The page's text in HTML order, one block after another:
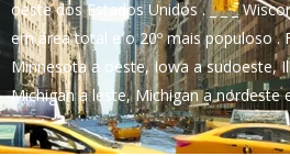
oeste dos Estados Unidos . _ _ _
em área total e o 20º mais populoso .
Minnesota a oeste, Iowa a sudoeste,
Michigan a leste, Michigan a nordeste